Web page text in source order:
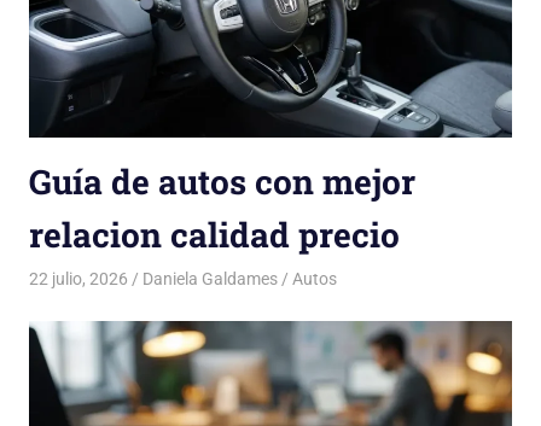
Guía de autos con mejor
relacion calidad precio
22 julio, 2026 Daniela Galdames Autos